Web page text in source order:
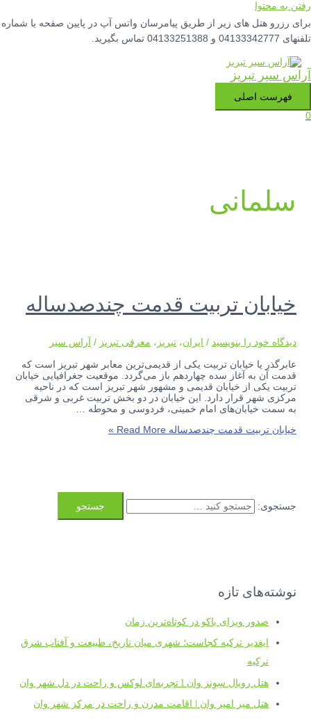
رفتن به محتوا
برای رزرو هتل های زیر از طریق پیامرسان واتس آپ در پایین صفحه یا شماره
تلفنهای 04133342777 و 04133251388 تماس بگیرید.
آراس سیر تبریز
فهرست اصلی
0
سلمانی
خیابان تربیت قدمت چندصدساله
دیدگاه‌ خود را بنویسید / ایران،تبریز ، معرفی تبریز / آراس سیر
عابرگذر یا خیابان تربیت یکی از قدیمی‌ترین معابر شهر تبریز است که
قدمت آن به آغاز سده چهاردهم باز می‌گردد. موقعیت جغرافیایی خیابان
تربیت یکی از خیابان قدیمی و مشهور شهر تبریز است که در ناحیه
مرکزی شهر قرار دارد. این خیابان در دو بخش تربیت غربی و شرقی
به سمت خیابان‌های امام خمینی، فردوسی و محوطه …
خیابان تربیت قدمت چندصدساله
جستجوی:
نوشته‌های تازه
صدور ویزای باکو در کوتاه‌ترین زمان
ایغدیر ترکیه کجاست؛ شهری میان تاریخ، طبیعت و آفتاب شرق
ترکیه
هتل رویال سِوِنز وان l تجربه‌ای لوکس و راحت در دل شهر وان
هتل میر امیر وان | اقامت مدرن و راحت در مرکز شهر وان